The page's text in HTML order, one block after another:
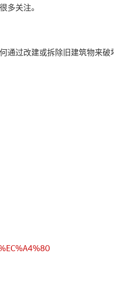
多关注。
通过改建或拆除旧建筑物来